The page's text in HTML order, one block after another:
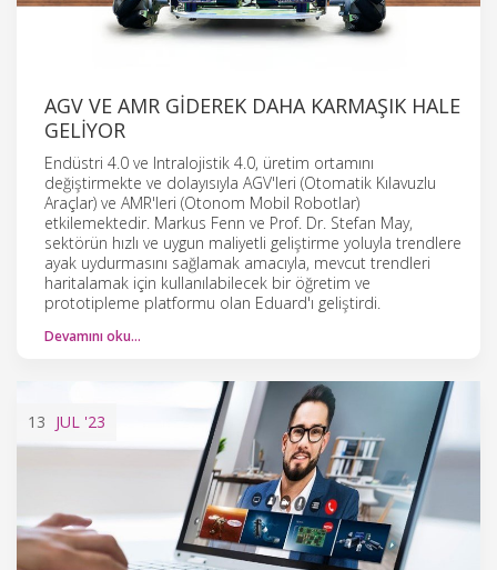
AGV VE AMR GIDEREK DAHA KARMAŞIK HALE
GELIYOR
Endüstri 4.0 ve Intralojistik 4.0, üretim ortamını
değiştirmekte ve dolayısıyla AGV'leri (Otomatik Kılavuzlu
Araçlar) ve AMR'leri (Otonom Mobil Robotlar)
etkilemektedir. Markus Fenn ve Prof. Dr. Stefan May,
sektörün hızlı ve uygun maliyetli geliştirme yoluyla trendlere
ayak uydurmasını sağlamak amacıyla, mevcut trendleri
haritalamak için kullanılabilecek bir öğretim ve
prototipleme platformu olan Eduard'ı geliştirdi.
Devamını oku…
13 JUL '23